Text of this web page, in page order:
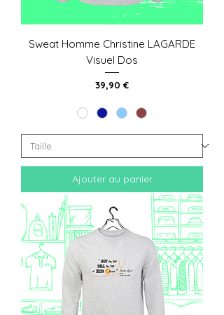
Sweat Homme Christine LAGARDE
Visuel Dos
Prix
39,90 €
Ajouter au panier